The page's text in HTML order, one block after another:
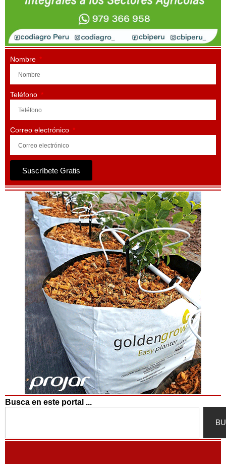
Nombre
Teléfono
Correo electrónico
Suscríbete Gratis
Busca en este portal ...